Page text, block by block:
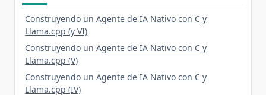
Construyendo un Agente de IA Nativo con C y
Llama.cpp (y VI)
Construyendo un Agente de IA Nativo con C y
Llama.cpp (V)
Construyendo un Agente de IA Nativo con C y
Llama.cpp (IV)